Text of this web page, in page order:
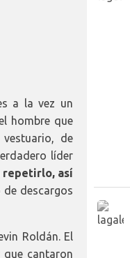
a la vez un
hombre que
de
líder
repetirlo, así
descargos
Roldán. El
que cantaron